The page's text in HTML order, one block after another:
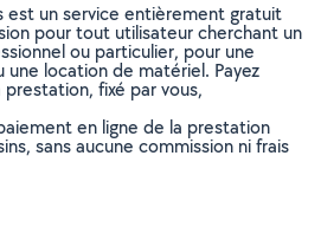
est un service entièrement gratuit
pour tout utilisateur cherchant un
ou particulier, pour une
location de matériel. Payez
fixé par vous,
en ligne de la prestation
sans aucune commission ni frais